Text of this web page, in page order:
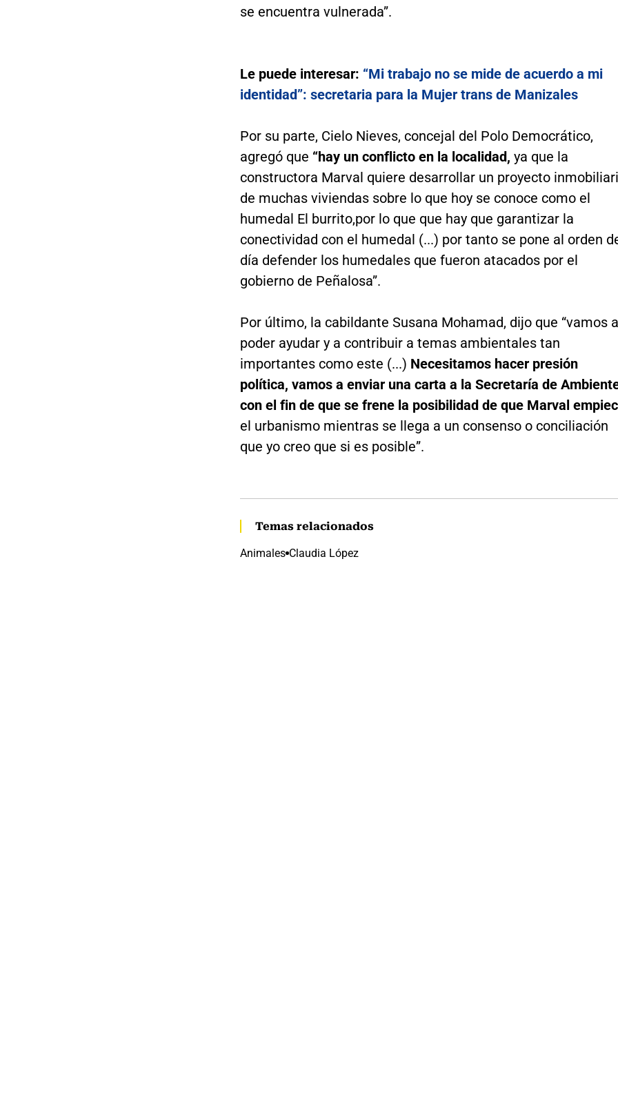
se encuentra vulnerada”.
Le puede interesar: “Mi trabajo no se mide de acuerdo a mi
identidad”: secretaria para la Mujer trans de Manizales
Por su parte, Cielo Nieves, concejal del Polo Democrático,
agregó que “hay un conflicto en la localidad, ya que la
constructora Marval quiere desarrollar un proyecto
de muchas viviendas sobre lo que hoy se conoce como el
humedal El burrito,por lo que que hay que garantizar la
conectividad con el humedal (...) por tanto se pone al orden
día defender los humedales que fueron atacados por el
gobierno de Peñalosa”.
Por último, la cabildante Susana Mohamad, dijo que “vamos a
poder ayudar y a contribuir a temas ambientales tan
importantes como este (...) Necesitamos hacer presión
política, vamos a enviar una carta a la Secretaría de
con el fin de que se frene la posibilidad de que Marval
el urbanismo mientras se llega a un consenso o conciliación
que yo creo que si es posible”.
Temas relacionados
Animales Claudia López